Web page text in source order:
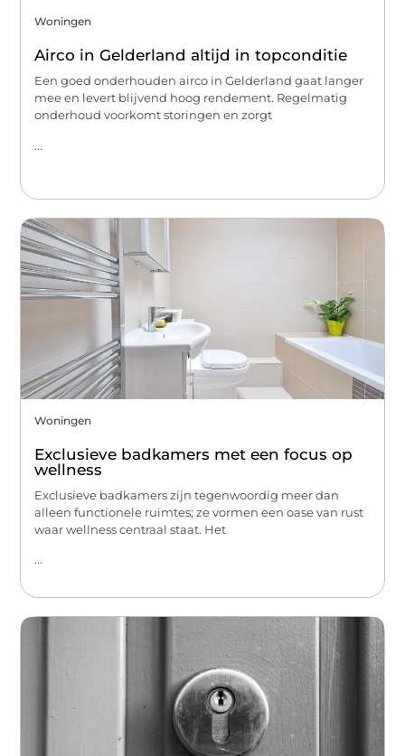
Woningen
Airco in Gelderland altijd in topconditie
Een goed onderhouden airco in Gelderland gaat langer
mee en levert blijvend hoog rendement. Regelmatig
onderhoud voorkomt storingen en zorgt
...
Woningen
Exclusieve badkamers met een focus op
wellness
Exclusieve badkamers zijn tegenwoordig meer dan
alleen functionele ruimtes; ze vormen een oase van rust
waar wellness centraal staat. Het
...